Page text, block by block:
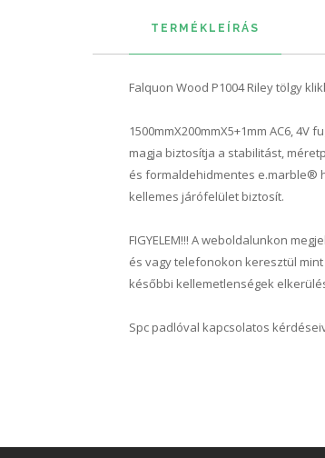
TERMÉKLEÍRÁS
Falquon Wood P1004 Riley tölgy
1500mmX200mmX5+1mm AC6,
magja biztosítja a stabilitást,
és formaldehidmentes e.marble®
kellemes járófelület biztosít.
FIGYELEM!!! A weboldalunkon
és vagy telefonokon keresztül
későbbi kellemetlenségek
Spc padlóval kapcsolatos